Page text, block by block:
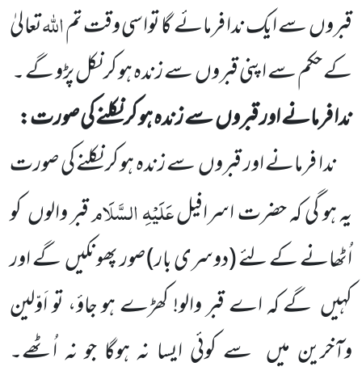
قبروںسے ایک ندا فرمائے گا تواسی وقت تماللہتعالیٰ
کے حکم سے اپنی قبروںسے زندہ ہو کر نکل پڑو گے ۔
ندا فرمانے اور قبروںسے زندہ ہو کر نکلنے کی صورت:
ندا فرمانے اور قبروںسے زندہ ہو کر نکلنے کی صورت
یہ ہو گی کہ حضرت اسرافیلعَلَیْہِ السَّلَامقبر والوںکو
اُٹھانے کے لئے(دوسری بار)صور پھونکیںگے اور
کہیں گے کہ اے قبر والو! کھڑے ہو جاؤ، تو اَوّلین
وآخرین میں سے کوئی ایسا نہ ہوگا جو نہ اُٹھے۔